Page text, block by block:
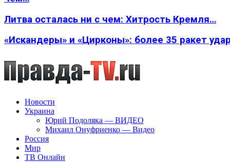
Литва осталась ни с чем: Хитрость Кремля…
«Искандеры» и «Цирконы»: более 35 ракет
Новости
Украина
Юрий Подоляка — ВИДЕО
Михаил Онуфриенко — Видео
Россия
Мир
ТВ Онлайн